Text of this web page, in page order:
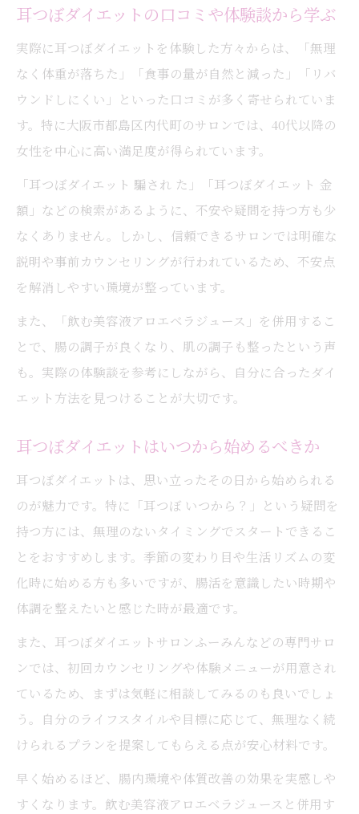
耳つぼダイエットの口コミや体験談から学ぶ
実際に耳つぼダイエットを体験した方々からは、「無理
なく体重が落ちた」「食事の量が自然と減った」「リバ
ウンドしにくい」といった口コミが多く寄せられていま
す。特に大阪市都島区内代町のサロンでは、40代以降の
女性を中心に高い満足度が得られています。
「耳つぼダイエット 騙され た」「耳つぼダイエット 金
額」などの検索があるように、不安や疑問を持つ方も少
なくありません。しかし、信頼できるサロンでは明確な
説明や事前カウンセリングが行われているため、不安点
を解消しやすい環境が整っています。
また、「飲む美容液アロエベラジュース」を併用するこ
とで、腸の調子が良くなり、肌の調子も整ったという声
も。実際の体験談を参考にしながら、自分に合ったダイ
エット方法を見つけることが大切です。
耳つぼダイエットはいつから始めるべきか
耳つぼダイエットは、思い立ったその日から始められる
のが魅力です。特に「耳つぼ いつから？」という疑問を
持つ方には、無理のないタイミングでスタートできるこ
とをおすすめします。季節の変わり目や生活リズムの変
化時に始める方も多いですが、腸活を意識したい時期や
体調を整えたいと感じた時が最適です。
また、耳つぼダイエットサロンふーみんなどの専門サロ
ンでは、初回カウンセリングや体験メニューが用意され
ているため、まずは気軽に相談してみるのも良いでしょ
う。自分のライフスタイルや目標に応じて、無理なく続
けられるプランを提案してもらえる点が安心材料です。
早く始めるほど、腸内環境や体質改善の効果を実感しや
すくなります。飲む美容液アロエベラジュースと併用す